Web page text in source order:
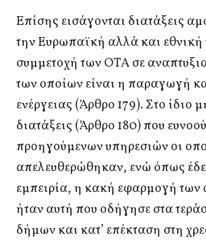
Επίσης εισάγονται διατάξεις
την Ευρωπαϊκή αλλά και
συμμετοχή των ΟΤΑ σε
των οποίων είναι η παραγωγή
ενέργειας (Άρθρο 179). Στο ίδιο
διατάξεις (Άρθρο 180) που
προηγούμενων υπηρεσιών οι
απελευθερώθηκαν, ενώ όπως
εμπειρία, η κακή εφαρμογή
ήταν αυτή που οδήγησε στα
δήμων και κατ’ επέκταση στη